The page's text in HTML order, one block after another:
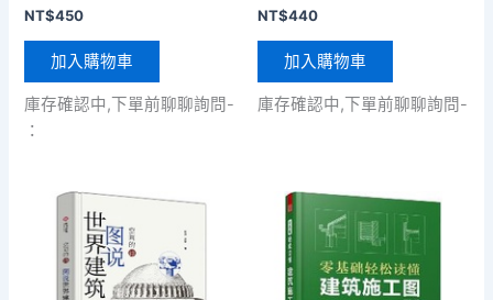
NT$450
加入購物車
庫存確認中,下單前聊聊詢問-
：
NT$440
加入購物車
庫存確認中,下單前聊聊詢問-